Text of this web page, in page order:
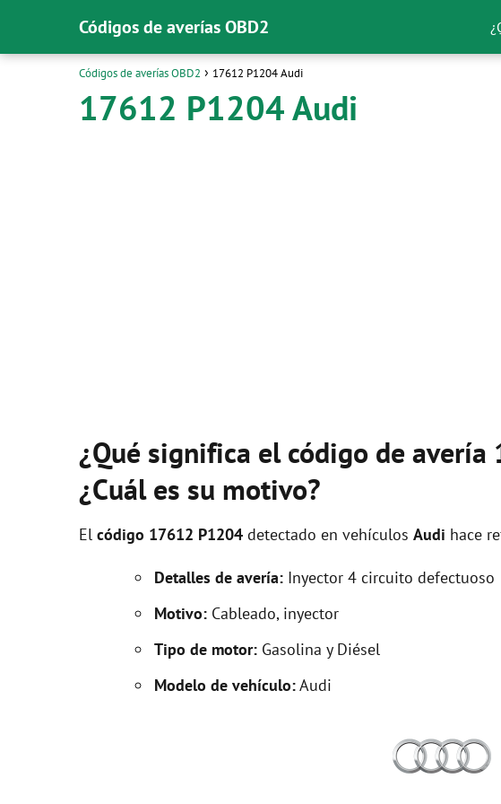
Códigos de averías OBD2
Códigos de averías OBD2 17612 P1204 Audi
17612 P1204 Audi
¿Qué significa el código de
¿Cuál es su motivo?
El código 17612 P1204 detectado en vehículos Audi hace
Detalles de avería: Inyector 4 circuito defectuoso
Motivo: Cableado, inyector
Tipo de motor: Gasolina y Diésel
Modelo de vehículo:Audi